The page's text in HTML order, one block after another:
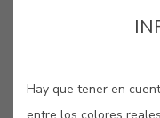
Hay que tener en